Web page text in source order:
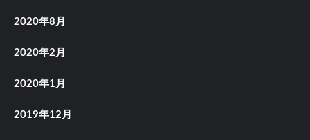
2020年8月
2020年2月
2020年1月
2019年12月